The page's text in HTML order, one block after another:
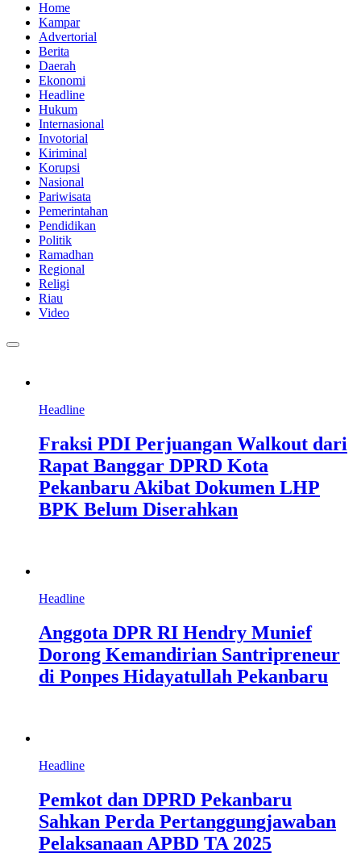
Home
Kampar
Advertorial
Berita
Daerah
Ekonomi
Headline
Hukum
Internasional
Invotorial
Kiriminal
Korupsi
Nasional
Pariwisata
Pemerintahan
Pendidikan
Politik
Ramadhan
Regional
Religi
Riau
Video
Headline
Fraksi PDI Perjuangan Walkout dari
Rapat Banggar DPRD Kota
Pekanbaru Akibat Dokumen LHP
BPK Belum Diserahkan
Headline
Anggota DPR RI Hendry Munief
Dorong Kemandirian Santripreneur
di Ponpes Hidayatullah Pekanbaru
Headline
Pemkot dan DPRD Pekanbaru
Sahkan Perda Pertanggungjawaban
Pelaksanaan APBD TA 2025